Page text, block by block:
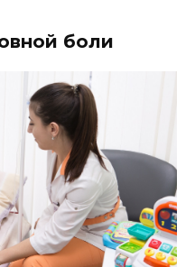
боли